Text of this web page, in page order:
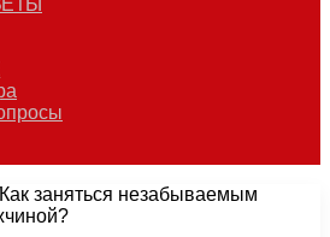
Как заняться незабываемым